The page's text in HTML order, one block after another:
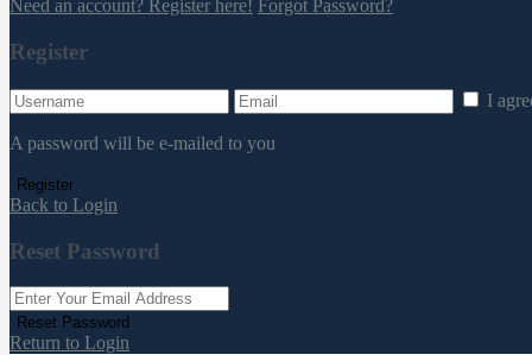
Need an account? Register here! Forgot Password?
Register
I
A password will be e-mailed to you
Register
Back to Login
Reset Password
Reset Password
Return to Login